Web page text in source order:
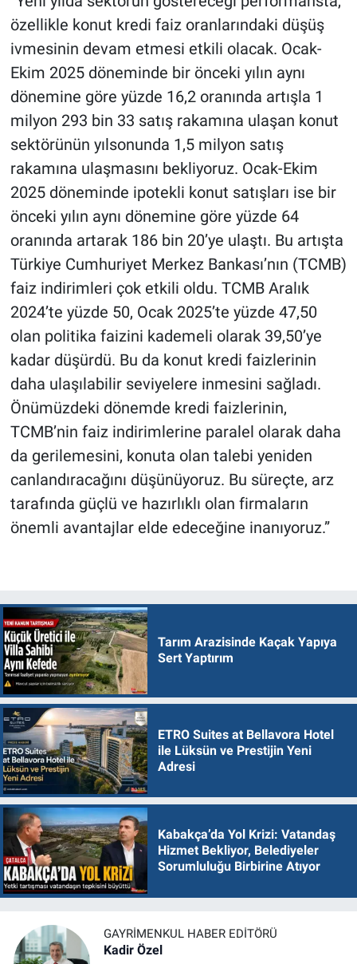
özellikle konut kredi faiz oranlarındaki düşüş
ivmesinin devam etmesi etkili olacak. Ocak-
Ekim 2025 döneminde bir önceki yılın aynı
dönemine göre yüzde 16,2 oranında artışla 1
milyon 293 bin 33 satış rakamına ulaşan konut
sektörünün yılsonunda 1,5 milyon satış
rakamına ulaşmasını bekliyoruz. Ocak-Ekim
2025 döneminde ipotekli konut satışları ise bir
önceki yılın aynı dönemine göre yüzde 64
oranında artarak 186 bin 20’ye ulaştı. Bu artışta
Türkiye Cumhuriyet Merkez Bankası’nın (TCMB)
faiz indirimleri çok etkili oldu. TCMB Aralık
2024’te yüzde 50, Ocak 2025’te yüzde 47,50
olan politika faizini kademeli olarak 39,50’ye
kadar düşürdü. Bu da konut kredi faizlerinin
daha ulaşılabilir seviyelere inmesini sağladı.
Önümüzdeki dönemde kredi faizlerinin,
TCMB’nin faiz indirimlerine paralel olarak daha
da gerilemesini, konuta olan talebi yeniden
canlandıracağını düşünüyoruz. Bu süreçte, arz
tarafında güçlü ve hazırlıklı olan firmaların
önemli avantajlar elde edeceğine inanıyoruz.”
Tarım Arazisinde Kaçak Yapıya
Sert Yaptırım
ETRO Suites at Bellavora Hotel
ile Lüksün ve Prestijin Yeni
Adresi
Kabakça’da Yol Krizi: Vatandaş
Hizmet Bekliyor, Belediyeler
Sorumluluğu Birbirine Atıyor
GAYRIMENKUL HABER EDITÖRÜ
Kadir Özel